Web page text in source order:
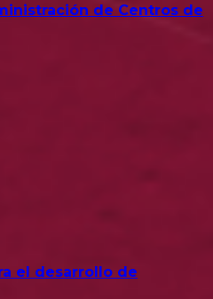
de Centros de
el desarrollo de